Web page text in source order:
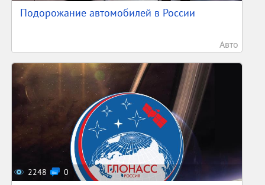
Подорожание автомобилей в России
Авто
2248 0